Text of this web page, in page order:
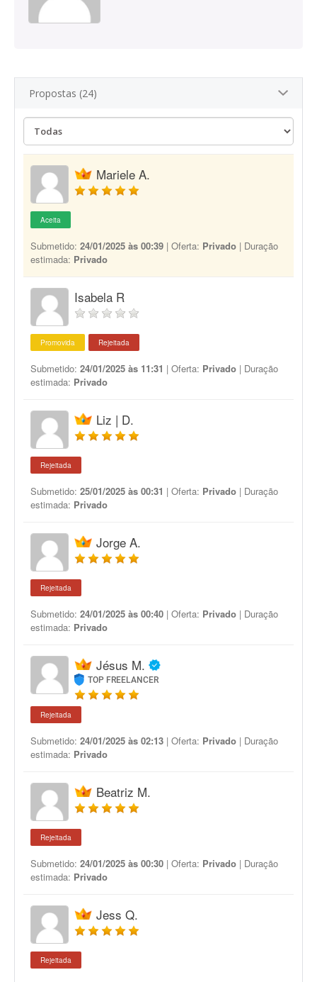
Propostas (24)
Mariele A.
Aceita
Submetido: 24/01/2025 às 00:39 | Oferta: Privado | Duração
estimada: Privado
Isabela R
Promovida Rejeitada
Submetido: 24/01/2025 às 11:31 | Oferta: Privado | Duração
estimada: Privado
Liz | D.
Rejeitada
Submetido: 25/01/2025 às 00:31 | Oferta: Privado | Duração
estimada: Privado
Jorge A.
Rejeitada
Submetido: 24/01/2025 às 00:40 | Oferta: Privado | Duração
estimada: Privado
Jésus M.
TOP FREELANCER
Rejeitada
Submetido: 24/01/2025 às 02:13 | Oferta: Privado | Duração
estimada: Privado
Beatriz M.
Rejeitada
Submetido: 24/01/2025 às 00:30 | Oferta: Privado | Duração
estimada: Privado
Jess Q.
Rejeitada